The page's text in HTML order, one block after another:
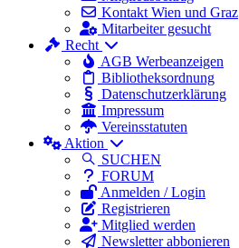
Kontakt Wien und Graz
Mitarbeiter gesucht
Recht
AGB Werbeanzeigen
Bibliotheksordnung
Datenschutzerklärung
Impressum
Vereinsstatuten
Aktion
SUCHEN
FORUM
Anmelden / Login
Registrieren
Mitglied werden
Newsletter abbonieren